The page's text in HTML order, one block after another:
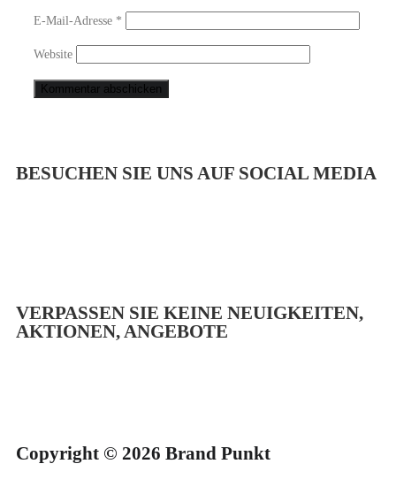
E-Mail-Adresse *
Website
BESUCHEN SIE UNS AUF SOCIAL MEDIA
VERPASSEN SIE KEINE NEUIGKEITEN,
AKTIONEN, ANGEBOTE
Copyright © 2026 Brand Punkt